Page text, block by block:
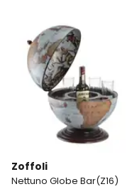
Zoffoli
Nettuno Globe Bar(Z16)